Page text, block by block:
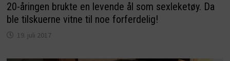
20-åringen brukte en levende ål som sexleketøy. Da
ble tilskuerne vitne til noe forferdelig!
19. juli 2017